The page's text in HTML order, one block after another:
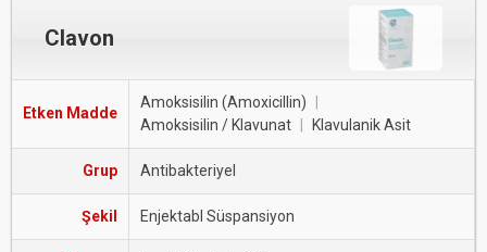
Clavon
Etken Madde
Amoksisilin (Amoxicillin)
Amoksisilin / Klavunat
Klavulanik Asit
Grup Antibakteriyel
Şekil Enjektabl Süspansiyon